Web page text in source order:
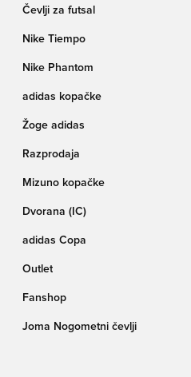
Čevlji za futsal
Nike Tiempo
Nike Phantom
adidas kopačke
Žoge adidas
Razprodaja
Mizuno kopačke
Dvorana (IC)
adidas Copa
Outlet
Fanshop
Joma Nogometni čevlji